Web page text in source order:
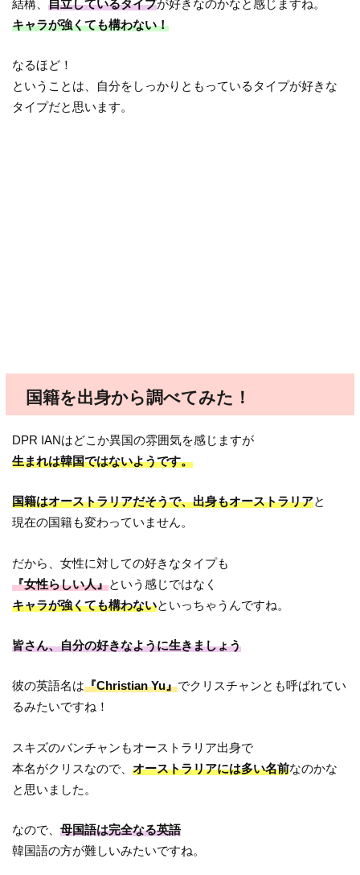
結構、自立しているタイプが好きなのかなと感じますね。
キャラが強くても構わない！
なるほど！
ということは、自分をしっかりともっているタイプが好きな
タイプだと思います。
国籍を出身から調べてみた！
DPR IANはどこか異国の雰囲気を感じますが
生まれは韓国ではないようです。
国籍はオーストラリアだそうで、出身もオーストラリアと
現在の国籍も変わっていません。
だから、女性に対しての好きなタイプも
『女性らしい人』という感じではなく
キャラが強くても構わないといっちゃうんですね。
皆さん、自分の好きなように生きましょう
彼の英語名は『Christian Yu』でクリスチャンとも呼ばれてい
るみたいですね！
スキズのバンチャンもオーストラリア出身で
本名がクリスなので、オーストラリアには多い名前なのかな
と思いました。
なので、母国語は完全なる英語
韓国語の方が難しいみたいですね。